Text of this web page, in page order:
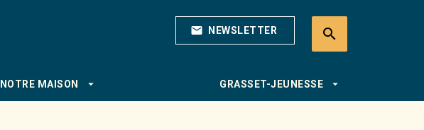
mail NEWSLETTER search
NOTRE MAISON arrow_drop_down GRASSET-JEUNESSE arrow_drop_down